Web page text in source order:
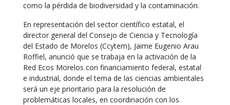
como la pérdida de biodiversidad y la contaminación.
En representación del sector científico estatal, el
director general del Consejo de Ciencia y Tecnología
del Estado de Morelos (Ccytem), Jaime Eugenio Arau
Roffiel, anunció que se trabaja en la activación de la
Red Ecos Morelos con financiamiento federal, estatal
e industrial, donde el tema de las ciencias ambientales
será un eje prioritario para la resolución de
problemáticas locales, en coordinación con los